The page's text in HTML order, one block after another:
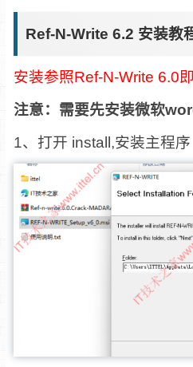
Ref-N-Write 6.2 安装教
安装参照Ref-N-Write 6.0
注意：需要先安装微软
1、打开 install,安装主程序